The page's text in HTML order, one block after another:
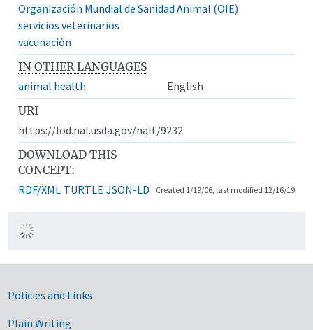
Organización Mundial de Sanidad Animal (OIE)
servicios veterinarios
vacunación
IN OTHER LANGUAGES
animal health
English
URI
https://lod.nal.usda.gov/nalt/9232
DOWNLOAD THIS
CONCEPT:
RDF/XML TURTLE JSON-LD Created 1/19/06, last modified 12/16/19
Government Links
Policies and Links
Plain Writing